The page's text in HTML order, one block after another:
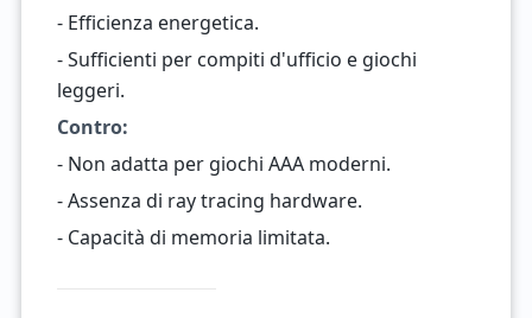
- Efficienza energetica.
- Sufficienti per compiti d'ufficio e giochi
leggeri.
Contro:
- Non adatta per giochi AAA moderni.
- Assenza di ray tracing hardware.
- Capacità di memoria limitata.